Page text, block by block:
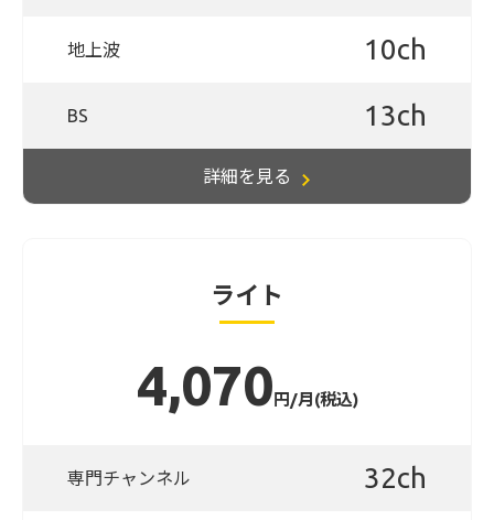
地上波 10ch
BS 13ch
詳細を見る
ライト
4,070 円/月(税込)
専門チャンネル 32ch